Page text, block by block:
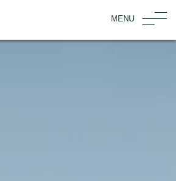
MENU